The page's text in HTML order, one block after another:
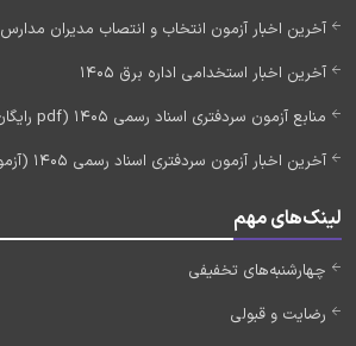
آخرین اخبار آزمون انتخاب و انتصاب مدیران مدارس 1405 (کارت آزمون)
آخرین اخبار استخدامی اداره برق 1405
منابع آزمون سردفتری اسناد رسمی 1405 (pdf رایگان)
آخرین اخبار آزمون سردفتری اسناد رسمی 1405 (آزمون جدید)
لینک‌های مهم
چهارشنبه‌های تخفیفی
رضایت و قبولی